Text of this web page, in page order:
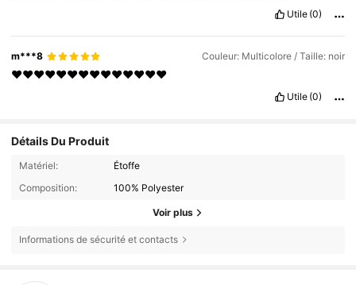
Utile (0)
m***8 Couleur: Multicolore / Taille: noir
♥️♥️♥️♥️♥️♥️♥️♥️♥️♥️♥️♥️♥️♥️
Utile (0)
Détails Du Produit
Matériel:
Étoffe
Composition:
100% Polyester
Voir plus
Informations de sécurité et contacts
4,88 8.7K Suiveurs